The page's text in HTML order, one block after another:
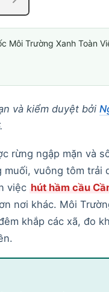
Môi Trường Xanh Toàn
và kiểm duyệt bởi
rừng ngập mặn và
vuông tôm trải
việc hút hầm cầu
nơi khác. Môi
khắp các xã, đo